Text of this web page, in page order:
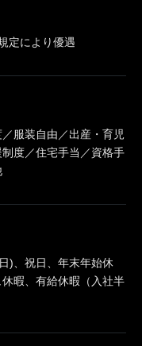
定により優遇
服装自由／出産・育児
度／住宅手当／資格手
)、祝日、年末年始休
暇、有給休暇（入社半